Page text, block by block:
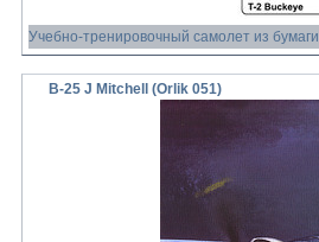
Учебно-тренировочный самолет из бумаги
B-25 J Mitchell (Orlik 051)